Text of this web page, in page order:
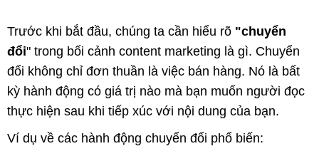
Trước khi bắt đầu, chúng ta cần hiểu rõ "chuyển
đổi" trong bối cảnh content marketing là gì. Chuyển
đổi không chỉ đơn thuần là việc bán hàng. Nó là bất
kỳ hành động có giá trị nào mà bạn muốn người đọc
thực hiện sau khi tiếp xúc với nội dung của bạn.
Ví dụ về các hành động chuyển đổi phổ biến: